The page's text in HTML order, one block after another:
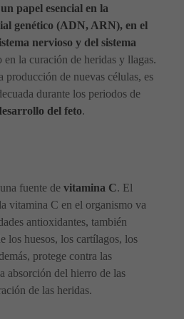
papel esencial en la
genético (ADN, ARN), en el
nervioso y del sistema
en la curación de heridas y llagas.
producción de nuevas células, es
durante los periodos de
del feto.
fuente de vitamina C. El
vitamina C en el organismo va
antioxidantes, también
los huesos, los cartílagos, los
protege contra las
absorción del hierro de las
de las heridas.